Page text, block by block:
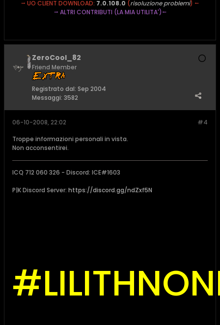
⭢ UO CLIENT DOWNLOAD: 7.0.108.0 (risoluzione problemi) ⭠
⭢ ALTRI CONTRIBUTI (LA MIA UTILITA')⭠
ZeroCool_82
Friend Member
Registrato dal: Sep 2004
Messaggi: 3582
#4
06-10-2008, 22:02
Troppe informazioni personali in vista.
Non acconsentirei.
ICQ 712 060 326 - Discord: ICE#1603
P|K Discord Server: https://discord.gg/ndZxf5N